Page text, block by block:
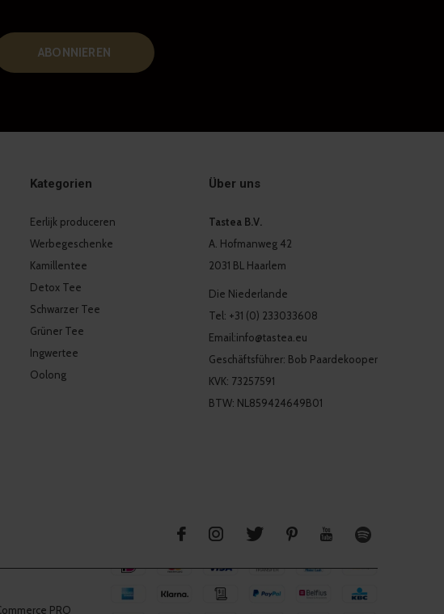
ABONNIEREN
Kategorien
Eerlijk produceren
Werbegeschenke
Kamillentee
Detox Tee
Schwarzer Tee
Grüner Tee
Ingwertee
Oolong
Über uns
Tastea B.V.
A. Hofmanweg 42
2031 BL Haarlem
Die Niederlande
Tel: +31 (0) 233033608
Email:info@tastea.eu
Geschäftsführer: Bob Paardekooper
KVK: 73257591
BTW: NL859424649B01
PRO